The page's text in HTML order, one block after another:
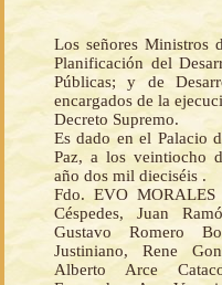
Los señores Ministros
Planificación del
Públicas; y de
encargados de la
Decreto Supremo.
Es dado en el Palacio
Paz, a los veintiocho
año dos mil dieciséis .
Fdo. EVO MORALES
Céspedes, Juan
Gustavo Romero
Justiniano, Rene
Alberto Arce